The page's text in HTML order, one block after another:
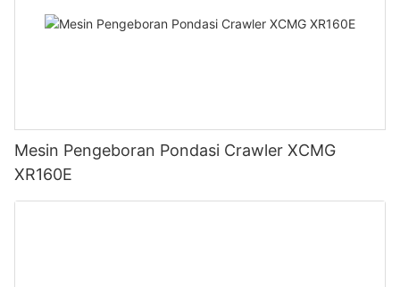
Mesin Pengeboran Pondasi Crawler XCMG
XR160E